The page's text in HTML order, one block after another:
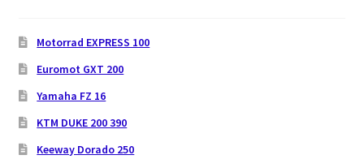
Motorrad EXPRESS 100
Euromot GXT 200
Yamaha FZ 16
KTM DUKE 200 390
Keeway Dorado 250